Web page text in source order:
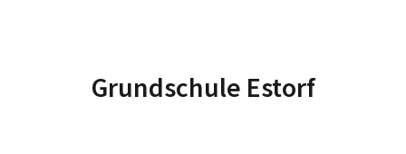
Grundschule Estorf